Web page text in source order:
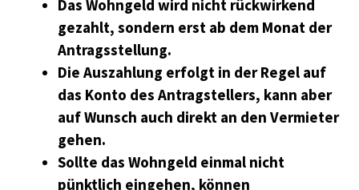
Das Wohngeld wird nicht rückwirkend
gezahlt, sondern erst ab dem Monat der
Antragsstellung.
Die Auszahlung erfolgt in der Regel auf
das Konto des Antragstellers, kann aber
auf Wunsch auch direkt an den Vermieter
gehen.
Sollte das Wohngeld einmal nicht
pünktlich eingehen, können